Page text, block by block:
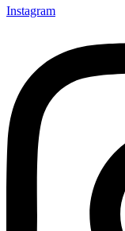
Instagram